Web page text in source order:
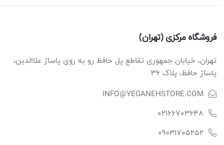
فروشگاه مرکزی (تهران)
تهران، خیابان جمهوری تقاطع پل حافظ رو به روی پاساژ علاالدین،
پاساژ حافظ، پلاک ۳۶
INFO@YEGANEHSTORE.COM
02166703648
09031705252